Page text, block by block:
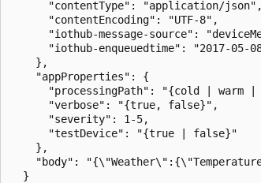
"contentType": "application/
      "contentEncoding": "UTF-8",
"iothub-message-source":
"iothub-enqueuedtime": "2017-05-
    },
    "appProperties": {
"processingPath": "{cold | warm |
      "verbose": "{true, false}",
      "severity": 1-5,
      "testDevice": "{true | false}"
    },
"body":
  }